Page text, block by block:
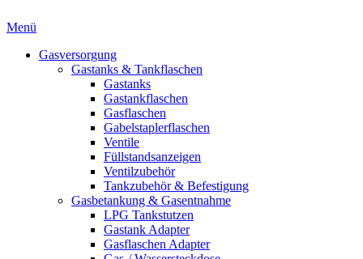
Menü
Gasversorgung
Gastanks & Tankflaschen
Gastanks
Gastankflaschen
Gasflaschen
Gabelstaplerflaschen
Ventile
Füllstandsanzeigen
Ventilzubehör
Tankzubehör & Befestigung
Gasbetankung & Gasentnahme
LPG Tankstutzen
Gastank Adapter
Gasflaschen Adapter